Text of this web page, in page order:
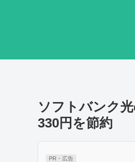
ソフトバンク
330円を節約
PR・広告